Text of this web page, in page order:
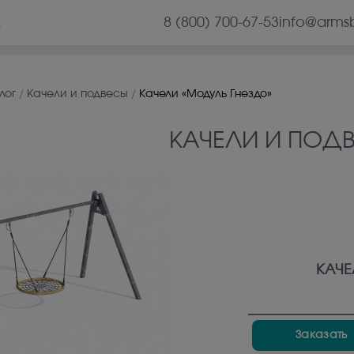
8 (800) 700-67-53
/ Kaчeли и подвесы / Качели «Модуль Гнездо»
KAЧEЛИ И
Заказать